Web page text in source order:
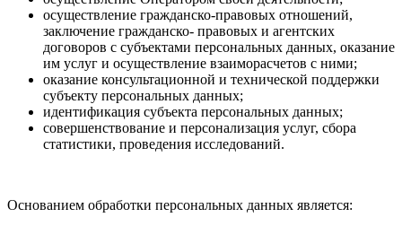
осуществление гражданско-правовых отношений,
заключение гражданско- правовых и агентских
договоров с субъектами персональных данных, оказание
им услуг и осуществление взаиморасчетов с ними;
оказание консультационной и технической поддержки
субъекту персональных данных;
идентификация субъекта персональных данных;
совершенствование и персонализация услуг, сбора
статистики, проведения исследований.
Основанием обработки персональных данных является: